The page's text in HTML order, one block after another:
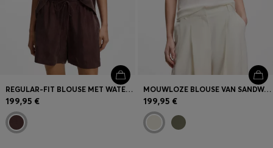
REGULAR-FIT BLOUSE MET WATERVALHALS
199,95 €
MOUWLOZE BLOUSE VAN SANDWASHED ZIJDE MET V-HALSLIJN
199,95 €